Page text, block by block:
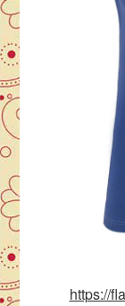
https://